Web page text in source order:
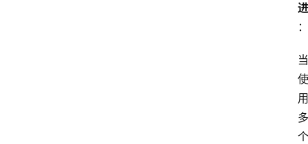
进
：
当
使
用
多
个